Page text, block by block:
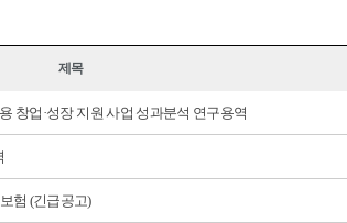
제목
창업·성장 지원 사업 성과분석 연구용역
험 (긴급공고)